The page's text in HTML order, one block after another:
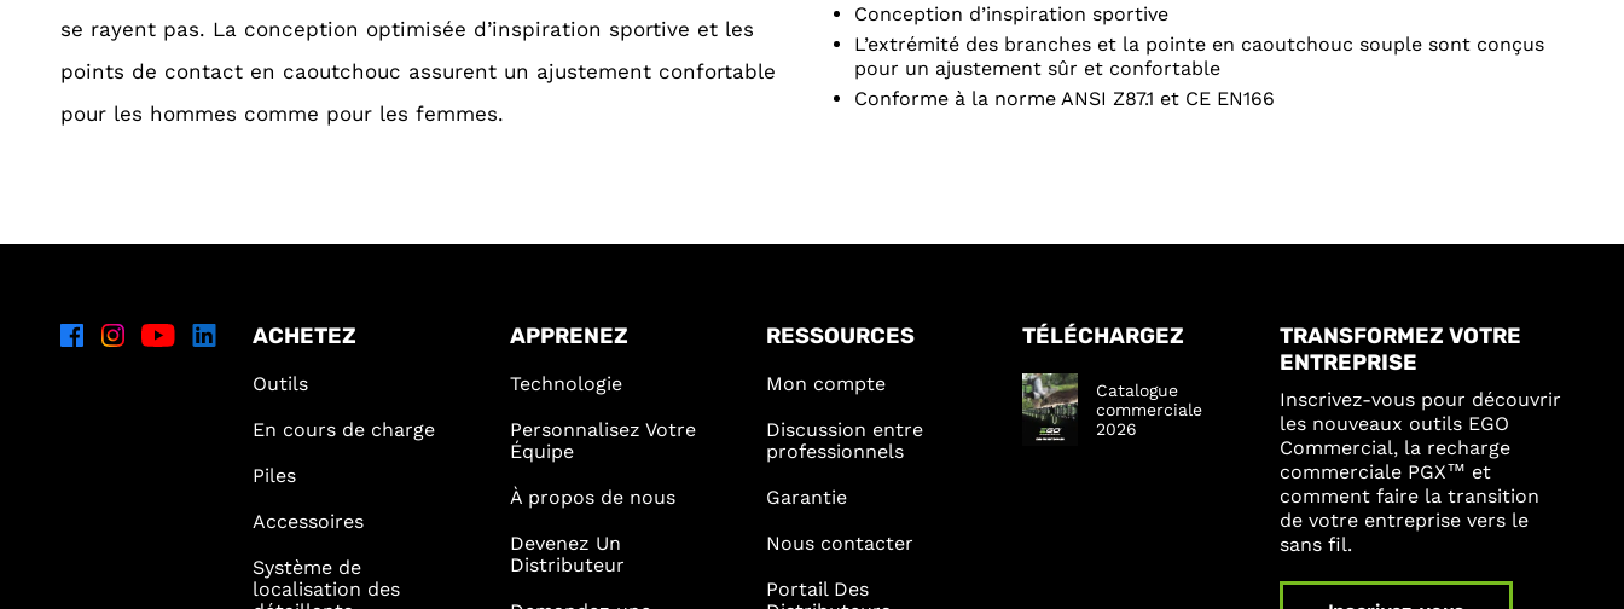
se rayent pas. La conception optimisée d’inspiration sportive et les
points de contact en caoutchouc assurent un ajustement confortable
pour les hommes comme pour les femmes.
Conception d’inspiration sportive
L’extrémité des branches et la pointe en caoutchouc souple sont conçus
pour un ajustement sûr et confortable
Conforme à la norme ANSI Z87.1 et CE EN166
ACHETEZ
Outils
En cours de charge
Piles
Accessoires
Système de
localisation des
APPRENEZ
Technologie
Personnalisez Votre
Équipe
À propos de nous
Devenez Un
Distributeur
RESSOURCES
Mon compte
Discussion entre
professionnels
Garantie
Nous contacter
Portail Des
TÉLÉCHARGEZ
Catalogue
commerciale
2026
TRANSFORMEZ VOTRE
ENTREPRISE
Inscrivez-vous pour découvrir
les nouveaux outils EGO
Commercial, la recharge
commerciale PGX™ et
comment faire la transition
de votre entreprise vers le
sans fil.